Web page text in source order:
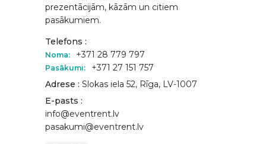
prezentācijām, kāzām un citiem
pasākumiem.
Telefons :
Noma: +371 28 779 797
Pasākumi:
+371 27 151 757
Adrese : Slokas iela 52, Rīga, LV-1007
E-pasts :
info@eventrent.lv
pasakumi@eventrent.lv